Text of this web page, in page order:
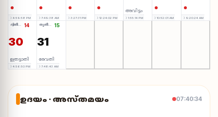
☽ 4:59:58 PM ☽ 7:49:38 AM ☽ 3:27:31 PM ☽ 12:24:02 PM
അവിട്ടം
☽ 1:55:14 PM ☽ 10:52:01 AM ☽ 9:20:24 AM
ദ്വിതീയ ◑ 14
30
ഉത്രട്ടാതി
☽ 4:56:50 PM
തൃതീയ ◑15
31
രേവതി
☽ 7:48:43 AM
ഉദയം · അസ്തമയം 07:40:35